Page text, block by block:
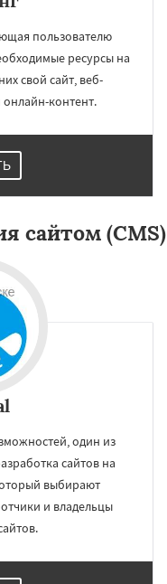
пользователю
ресурсы на
свой сайт, веб-
контент.
сайтом (CMS)
один из
сайтов на
выбирают
и владельцы